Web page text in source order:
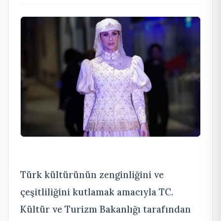
Türk kültürünün zenginliğini ve
çeşitliliğini kutlamak amacıyla TC.
Kültür ve Turizm Bakanlığı tarafından